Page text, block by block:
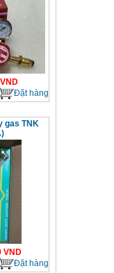
VND
Đặt hàng
gas TNK
VND
Đặt hàng